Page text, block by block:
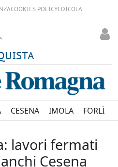
COOKIES POLICYEDICOLA
CESENA IMOLA FORLÌ
lavori fermati
Cesena